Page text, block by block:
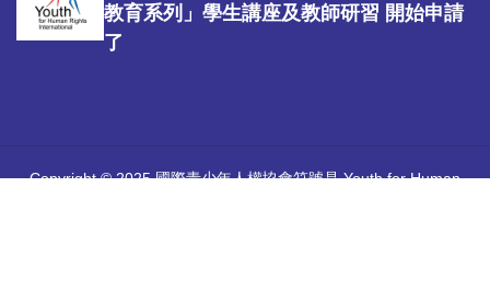
教育系列」學生講座及教師研習 開始申請
了
Copyright © 2025 國際青少年人權協會符號是 Youth for Human